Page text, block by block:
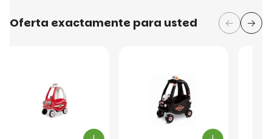
Oferta exactamente para usted